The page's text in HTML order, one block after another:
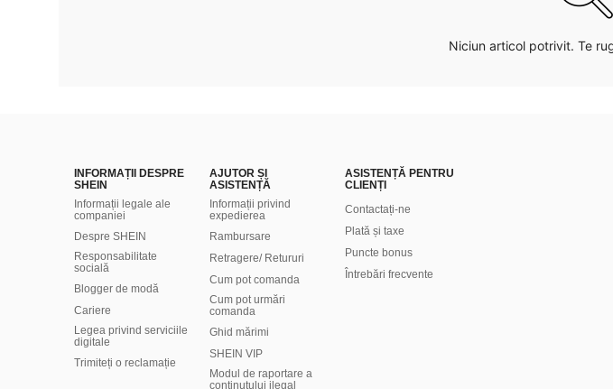
Niciun articol potrivit. Te
INFORMAȚII DESPRE
SHEIN
Informații legale ale
companiei
Despre SHEIN
Responsabilitate
socială
Blogger de modă
Cariere
Legea privind serviciile
digitale
Trimiteți o reclamație
AJUTOR ȘI
ASISTENȚĂ
Informații privind
expedierea
Rambursare
Retragere/ Retururi
Cum pot comanda
Cum pot urmări
comanda
Ghid mărimi
SHEIN VIP
Modul de raportare a
conținutului ilegal
ASISTENȚĂ PENTRU
CLIENȚI
Contactați-ne
Plată și taxe
Puncte bonus
Întrebări frecvente